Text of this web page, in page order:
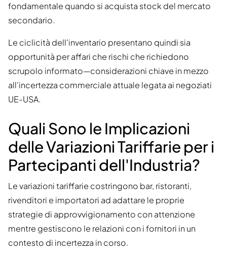
fondamentale quando si acquista stock del mercato
secondario.
Le ciclicità dell'inventario presentano quindi sia
opportunità per affari che rischi che richiedono
scrupolo informato—considerazioni chiave in mezzo
all'incertezza commerciale attuale legata ai negoziati
UE-USA.
Quali Sono le Implicazioni
delle Variazioni Tariffarie per i
Partecipanti dell'Industria?
Le variazioni tariffarie costringono bar, ristoranti,
rivenditori e importatori ad adattare le proprie
strategie di approvvigionamento con attenzione
mentre gestiscono le relazioni con i fornitori in un
contesto di incertezza in corso.